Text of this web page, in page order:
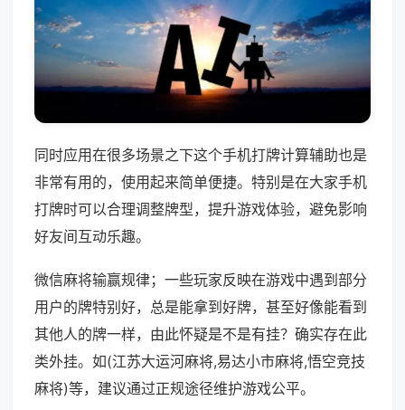
同时应用在很多场景之下这个手机打牌计算辅助也是
非常有用的，使用起来简单便捷。特别是在大家手机
打牌时可以合理调整牌型，提升游戏体验，避免影响
好友间互动乐趣。
微信麻将输赢规律；一些玩家反映在游戏中遇到部分
用户的牌特别好，总是能拿到好牌，甚至好像能看到
其他人的牌一样，由此怀疑是不是有挂？确实存在此
类外挂。如(江苏大运河麻将,易达小市麻将,悟空竞技
麻将)等，建议通过正规途径维护游戏公平。